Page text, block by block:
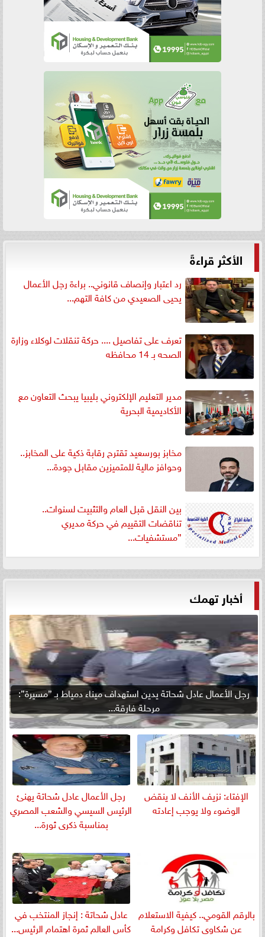
الأكثر قراءةً
رد اعتبار وإنصاف قانوني.. براءة رجل الأعمال
يحيى الصعيدي من كافة التهم...
تعرف على تفاصيل .... حركة تنقلات لوكلاء وزارة
الصحه بـ 14 محافظه
مدير التعليم الإلكتروني بليبيا يبحث التعاون مع
الأكاديمية البحرية
مخابز بورسعيد تقترح رقابة ذكية على المخابز..
وحوافز مالية للمتميزين مقابل جودة...
بين النقل قبل العام والتثبيت لسنوات..
تناقضات التقييم في حركة مديري
”مستشفيات...
أخبار تهمك
رجل الأعمال عادل شحاتة يدين استهداف ميناء دمياط بـ ”مسيرة”:
مرحلة فارقة...
الإفتاء: نزيف الأنف لا ينقض
الوضوء ولا يوجب إعادته
رجل الأعمال عادل شحاتة يهنئ
الرئيس السيسي والشعب المصري
بمناسبة ذكرى ثورة...
بالرقم القومي.. كيفية الاستعلام
عن شكاوى تكافل وكرامة
عادل شحاتة : إنجاز المنتخب في
كأس العالم ثمرة اهتمام الرئيس...